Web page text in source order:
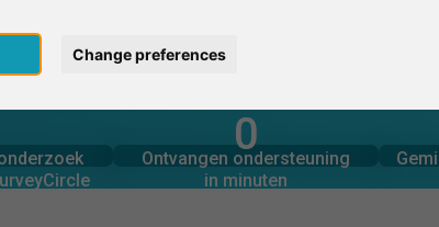
Change preferences
via 0
Ontvangen ondersteuning
in minuten
0
Ondersteuning geboden
in minuten